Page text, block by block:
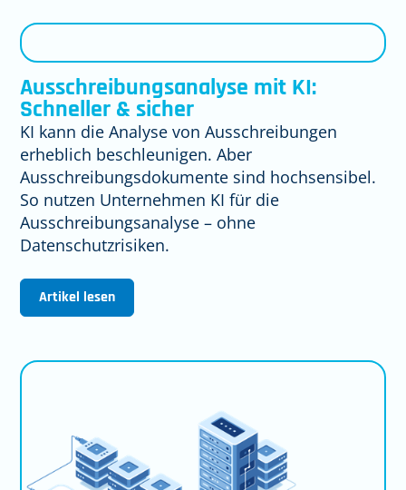
Ausschreibungsanalyse mit KI:
Schneller & sicher
KI kann die Analyse von Ausschreibungen
erheblich beschleunigen. Aber
Ausschreibungsdokumente sind hochsensibel.
So nutzen Unternehmen KI für die
Ausschreibungsanalyse – ohne
Datenschutzrisiken.
Artikel lesen